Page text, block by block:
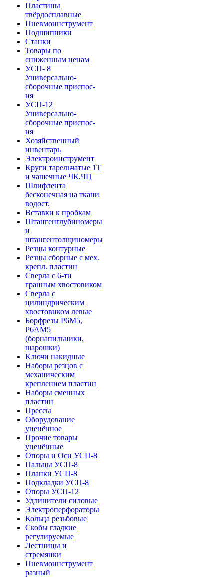
Пластины
твёрдосплавные
Пневмоинструмент
Подшипники
Станки
Товары по
сниженным ценам
УСП- 8
Универсально-
сборочные приспос-
ия
УСП-12
Универсально-
сборочные приспос-
ия
Хозяйственный
инвентарь
Электроинструмент
Круги тарельчатые 1Т
и чашечные ЧК,ЧЦ
Шлифлента
бесконечная на ткани
водост.
Вставки к пробкам
Штангенглубиномеры
и
штангентолщиномеры
Резцы контурные
Резцы сборные с мех.
крепл. пластин
Сверла с 6-ти
гранным хвостовиком
Сверла с
цилиндрическим
хвостовиком левые
Борфрезы Р6М5,
Р6АМ5
(борнапильники,
шарошки)
Ключи накидные
Наборы резцов с
механическим
креплением пластин
Наборы сменных
пластин
Прессы
Оборудование
уценённое
Прочие товары
уценённые
Опоры и Оси УСП-8
Пальцы УСП-8
Планки УСП-8
Подкладки УСП-8
Опоры УСП-12
Удлинители силовые
Электроперфораторы
Кольца резьбовые
Скобы гладкие
регулируемые
Лестницы и
стремянки
Пневмоинструмент
разный